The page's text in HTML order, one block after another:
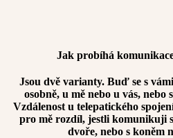
Jak probíhá
Jsou dvě varianty. Buď se s
osobně, u mě nebo u vás, nebo
Vzdálenost u telepatického
pro mě rozdíl, jestli komunikuji
dvoře, nebo s koněm